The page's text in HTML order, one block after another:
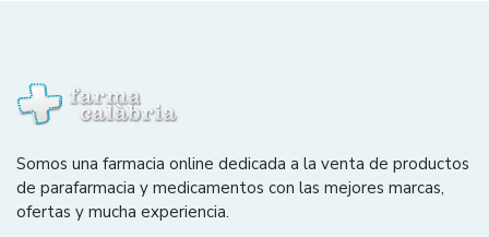
Somos una farmacia online dedicada a la venta de productos
de parafarmacia y medicamentos con las mejores marcas,
ofertas y mucha experiencia.